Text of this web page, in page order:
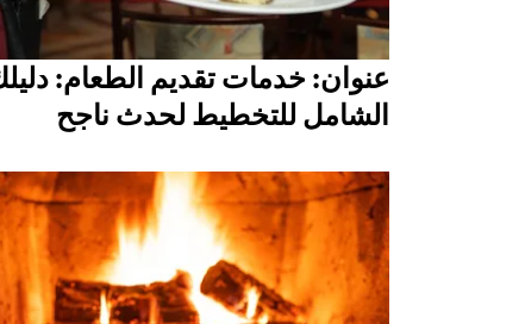
عنوان: خدمات تقديم الطعام:
الشامل للتخطيط لحدث ناجح